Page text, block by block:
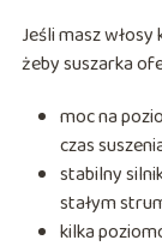
Jeśli masz
żeby suszarka
moc na
czas
stabilny
stałym
kilka